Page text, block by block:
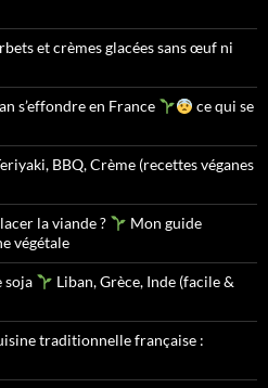
et crèmes glacées sans œuf ni
s’effondre en France
ce qui se
BBQ, Crème (recettes véganes
la viande ?
Mon guide
végétale
soja
Liban, Grèce, Inde (facile &
traditionnelle française :